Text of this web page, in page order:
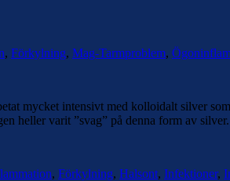
, Förkylning, Mag-Tarmproblem,
mycket intensivt med kolloidalt silver
heller varit ”svag” på denna form av
, Förkylning, Halsont, Infektioner,